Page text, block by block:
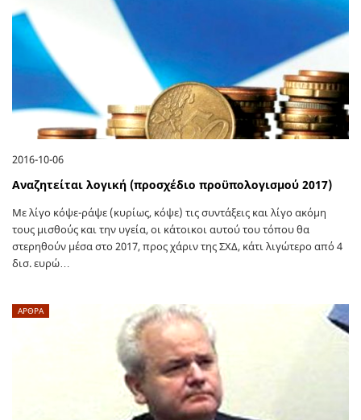
2016-10-06
Αναζητείται λογική (προσχέδιο προϋπολογισμού 2017)
Με λίγο κόψε-ράψε (κυρίως, κόψε) τις συντάξεις και λίγο ακόμη
τους μισθούς και την υγεία, οι κάτοικοι αυτού του τόπου θα
στερηθούν μέσα στο 2017, προς χάριν της ΣΧΔ, κάτι λιγώτερο από 4
δισ. ευρώ…
ΑΡΘΡΑ